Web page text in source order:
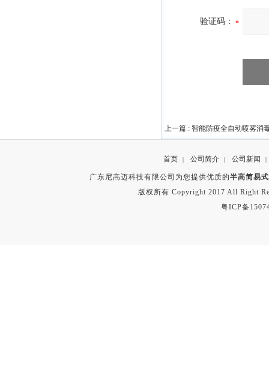
验证码：
上一篇 : 智能防疫全自动喷雾消
首页 | 公司简介 | 公司新闻 |
广东尼高迈科技有限公司为您提供优质的半高简易
版权所有 Copyright 2017 All Right
粤ICP备